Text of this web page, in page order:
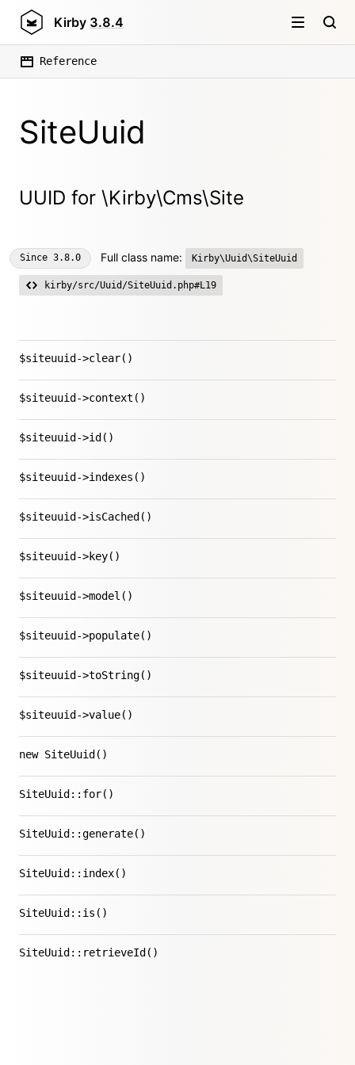
Kirby 3.8.4
Reference
SiteUuid
UUID for \Kirby\Cms\Site
Since 3.8.0 Full class name: Kirby\Uuid\SiteUuid
kirby/src/Uuid/SiteUuid.php#L19
$siteuuid->clear()
$siteuuid->context()
$siteuuid->id()
$siteuuid->indexes()
$siteuuid->isCached()
$siteuuid->key()
$siteuuid->model()
$siteuuid->populate()
$siteuuid->toString()
$siteuuid->value()
new SiteUuid()
SiteUuid::for()
SiteUuid::generate()
SiteUuid::index()
SiteUuid::is()
SiteUuid::retrieveId()